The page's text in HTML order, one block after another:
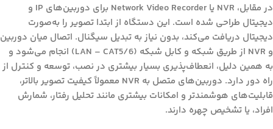
در مقابل، NVR یا
Network Video Recorder
برای دوربین‌های IP و
دیجیتال طراحی شده است. این دستگاه از ابتدا تصویر را به‌صورت
دیجیتال دریافت می‌کند، بدون نیاز به تبدیل سیگنال. اتصال میان دوربین
و NVR از طریق شبکه و کابل شبکه (LAN – CAT5/6) انجام می‌شود و
به همین دلیل، انعطاف‌پذیری بسیار بیشتری در نصب، توسعه و کنترل از
راه دور دارد. دوربین‌های متصل به NVR معمولاً کیفیت تصویر بالاتر،
قابلیت‌های هوشمندتر و امکانات بیشتری مانند تحلیل رفتار، شمارش
افراد، یا تشخیص چهره دارند.